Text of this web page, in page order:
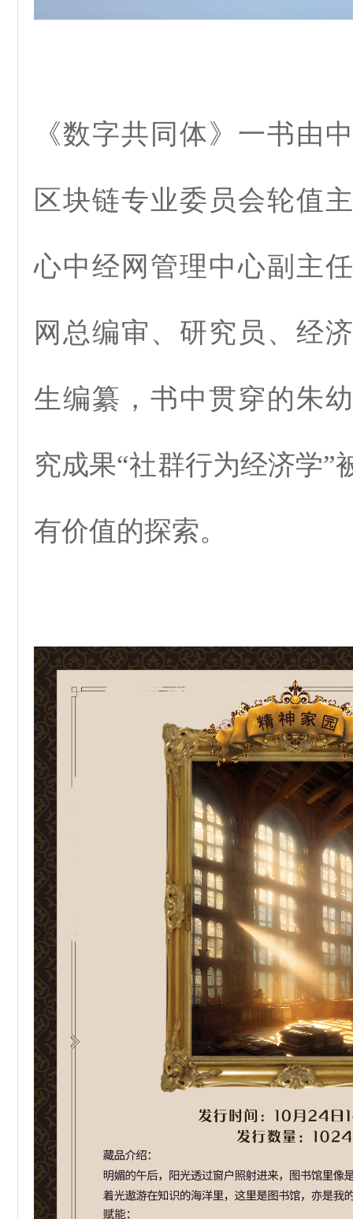
《数字共同体》一书由
区块链专业委员会轮值
心中经网管理中心副主
网总编审、研究员、经
生编纂，书中贯穿的朱
究成果“社群行为经济学”
有价值的探索。